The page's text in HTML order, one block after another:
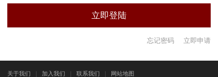
忘记密码 立即申请
关于我们 加入我们 联系我们 网站地图